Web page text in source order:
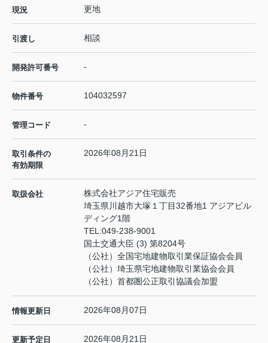
現況 更地
引渡し 相談
開発許可番号 -
物件番号 104032597
管理コード -
取引条件の
有効期限
2026年08月21日
取扱会社
株式会社アジア住宅販売
埼玉県川越市大塚１丁目32番地1 アジアビル
ディング1階
TEL:049-238-9001
国土交通大臣 (3) 第8204号
（公社）全国宅地建物取引業保証協会会員
（公社）埼玉県宅地建物取引業協会会員
（公社）首都圏公正取引協議会加盟
情報更新日 2026年08月07日
更新予定日 2026年08月21日